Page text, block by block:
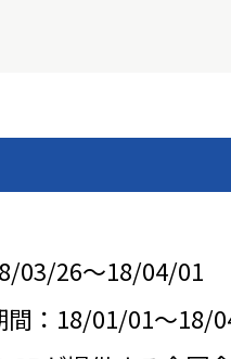
03/26～18/04/01
間：18/01/01～18/